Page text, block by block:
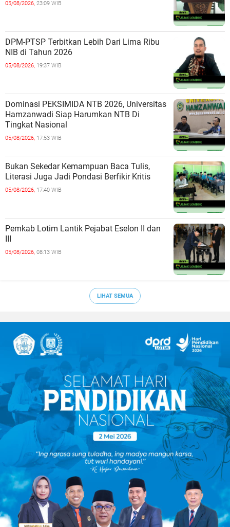
05/08/2026, 23:09 WIB
DPM-PTSP Terbitkan Lebih Dari Lima Ribu
NIB di Tahun 2026
05/08/2026, 19:37 WIB
Dominasi PEKSIMIDA NTB 2026, Universitas
Hamzanwadi Siap Harumkan NTB Di
Tingkat Nasional
05/08/2026, 17:53 WIB
Bukan Sekedar Kemampuan Baca Tulis,
Literasi Juga Jadi Pondasi Berfikir Kritis
05/08/2026, 17:40 WIB
Pemkab Lotim Lantik Pejabat Eselon II dan
III
05/08/2026, 08:13 WIB
LIHAT SEMUA